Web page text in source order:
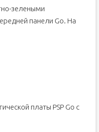
зелеными
панели Go. На
платы PSP Go с